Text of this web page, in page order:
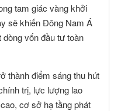
tam giác vàng khởi
sẽ khiến Đông Nam Á
vốn đầu tư toàn
thành điểm sáng thu hút
trị, lực lượng lao
cơ sở hạ tầng phát